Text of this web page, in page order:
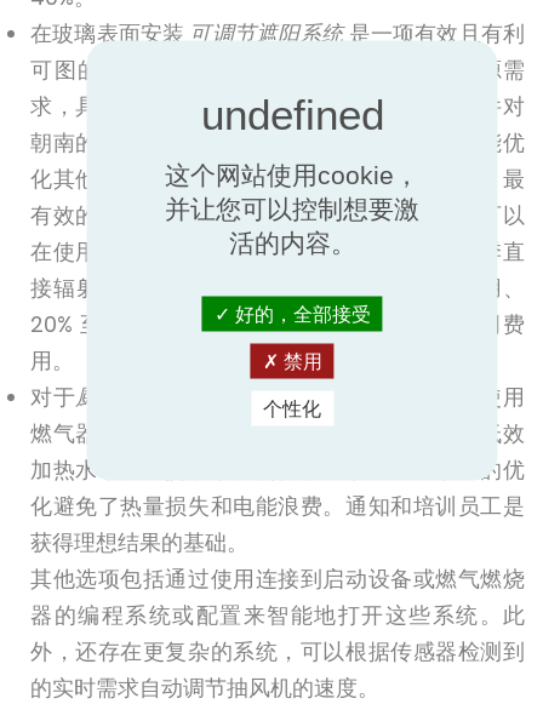
在玻璃表面安装可调节遮阳系统是一项有效且有利
可图的措施，可减少制冷、供暖和照明的能源需
求，具体取决于关于他们的方向。固定遮阳元件对
朝南的立面有效。然而，这种类型的保护并不能优
化其他方向的太阳辐射的使用。在这些情况下，最
有效的解决方案是可调节的遮阳系统，该系统可以
在使用自然光的同时优化冬季太阳能并避免夏季直
接辐射。这些系统可节省高达 50% 的制冷费用、
20% 至 25% 的供暖费用以及高达 50% 的照明费
用。
对于厨房使用的设备
，可以采取多种措施，从使用
燃气器具到与天然气或双热设备，可防止用电低效
加热水，以及提取系统的自动调节。这些系统的优
化避免了热量损失和电能浪费。通知和培训员工是
获得理想结果的基础。
其他选项包括通过使用连接到启动设备或燃气燃烧
器的编程系统或配置来智能地打开这些系统。此
外，还存在更复杂的系统，可以根据传感器检测到
的实时需求自动调节抽风机的速度。
这个网站使用cookie，
并让您可以控制想要激
活的内容。
好的，全部接受
禁用
个性化